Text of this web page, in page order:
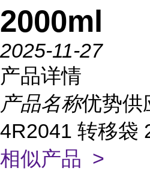
2000ml
2025-11-27
产品详情
产品名称优势供
4R2041 转移袋
相似产品 >